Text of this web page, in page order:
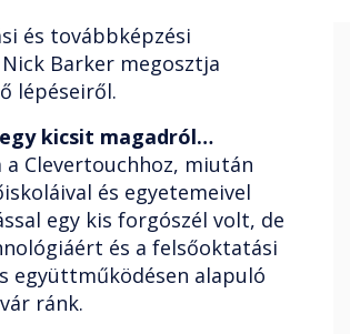
és továbbképzési
Barker megosztja
lépéseiről.
kicsit magadról…
Clevertouchhoz, miután
és egyetemeivel
egy kis forgószél volt, de
és a felsőoktatási
együttműködésen alapuló
ránk.